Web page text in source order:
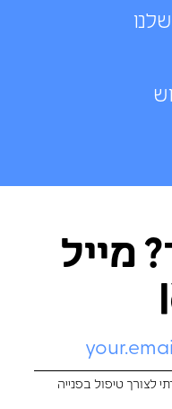
מייל
לצורך טיפול בפנייה